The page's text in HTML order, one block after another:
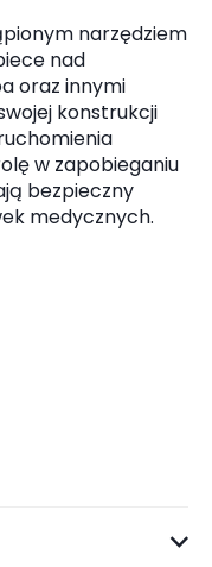
narzędziem
nad
oraz innymi
konstrukcji
w zapobieganiu
bezpieczny
medycznych.